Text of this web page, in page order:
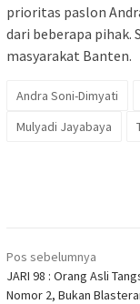
prioritas paslon
dari beberapa
masyarakat Banten.
Andra Soni-Dimyati
Mulyadi Jayabaya
Navigasi
pos
Pos sebelumnya
JARI 98 : Orang Asli
Nomor 2, Bukan